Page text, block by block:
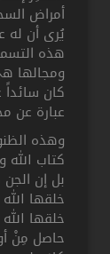
أمراض
يُرى أن له
هذه
ومجالها
كان سائداً
عبارة عن
وهذه
كتاب
بل إن
خلقها
خلقها
حاصل مِنْ